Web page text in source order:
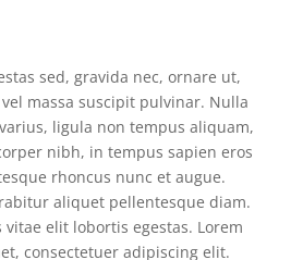
sed, gravida nec, ornare ut,
massa suscipit pulvinar. Nulla
ligula non tempus aliquam,
nibh, in tempus sapien eros
rhoncus nunc et augue.
aliquet pellentesque diam.
elit lobortis egestas. Lorem
consectetuer adipiscing elit.